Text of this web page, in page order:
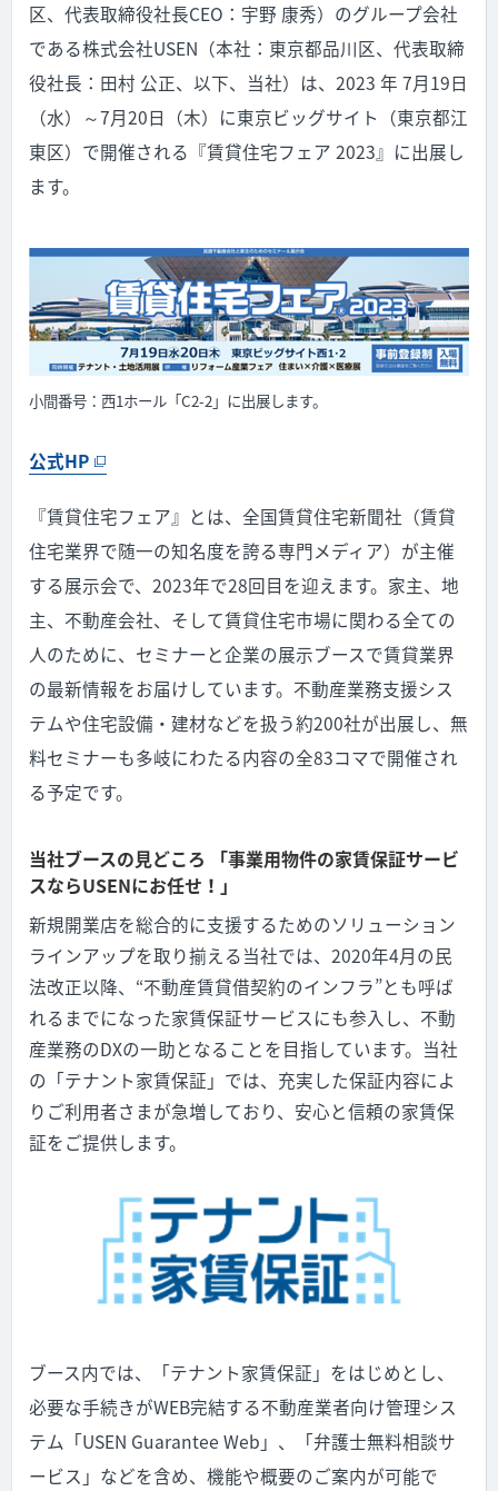
区、代表取締役社長CEO：宇野 康秀）のグループ会社
である株式会社USEN（本社：東京都品川区、代表取締
役社長：田村 公正、以下、当社）は、2023 年 7月19日
（水）～7月20日（木）に東京ビッグサイト（東京都江
東区）で開催される『賃貸住宅フェア 2023』に出展し
ます。
小間番号：西1ホール「C2-2」に出展します。
公式HP
『賃貸住宅フェア』とは、全国賃貸住宅新聞社（賃貸
住宅業界で随一の知名度を誇る専門メディア）が主催
する展示会で、2023年で28回目を迎えます。家主、地
主、不動産会社、そして賃貸住宅市場に関わる全ての
人のために、セミナーと企業の展示ブースで賃貸業界
の最新情報をお届けしています。不動産業務支援シス
テムや住宅設備・建材などを扱う約200社が出展し、無
料セミナーも多岐にわたる内容の全83コマで開催され
る予定です。
当社ブースの見どころ 「事業用物件の家賃保証サービ
スならUSENにお任せ！」
新規開業店を総合的に支援するためのソリューション
ラインアップを取り揃える当社では、2020年4月の民
法改正以降、“不動産賃貸借契約のインフラ”とも呼ば
れるまでになった家賃保証サービスにも参入し、不動
産業務のDXの一助となることを目指しています。当社
の「テナント家賃保証」では、充実した保証内容によ
りご利用者さまが急増しており、安心と信頼の家賃保
証をご提供します。
ブース内では、「テナント家賃保証」をはじめとし、
必要な手続きがWEB完結する不動産業者向け管理シス
テム「USEN Guarantee Web」、「弁護士無料相談サ
ービス」などを含め、機能や概要のご案内が可能で